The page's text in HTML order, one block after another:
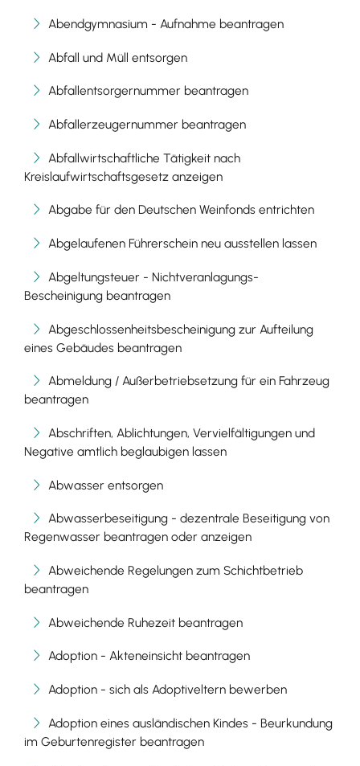
Abendgymnasium - Aufnahme beantragen
Abfall und Müll entsorgen
Abfallentsorgernummer beantragen
Abfallerzeugernummer beantragen
Abfallwirtschaftliche Tätigkeit nach
Kreislaufwirtschaftsgesetz anzeigen
Abgabe für den Deutschen Weinfonds entrichten
Abgelaufenen Führerschein neu ausstellen lassen
Abgeltungsteuer - Nichtveranlagungs-
Bescheinigung beantragen
Abgeschlossenheitsbescheinigung zur Aufteilung
eines Gebäudes beantragen
Abmeldung / Außerbetriebsetzung für ein Fahrzeug
beantragen
Abschriften, Ablichtungen, Vervielfältigungen und
Negative amtlich beglaubigen lassen
Abwasser entsorgen
Abwasserbeseitigung - dezentrale Beseitigung von
Regenwasser beantragen oder anzeigen
Abweichende Regelungen zum Schichtbetrieb
beantragen
Abweichende Ruhezeit beantragen
Adoption - Akteneinsicht beantragen
Adoption - sich als Adoptiveltern bewerben
Adoption eines ausländischen Kindes - Beurkundung
im Geburtenregister beantragen